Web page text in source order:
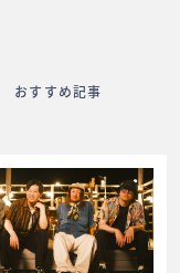
おすすめ記事